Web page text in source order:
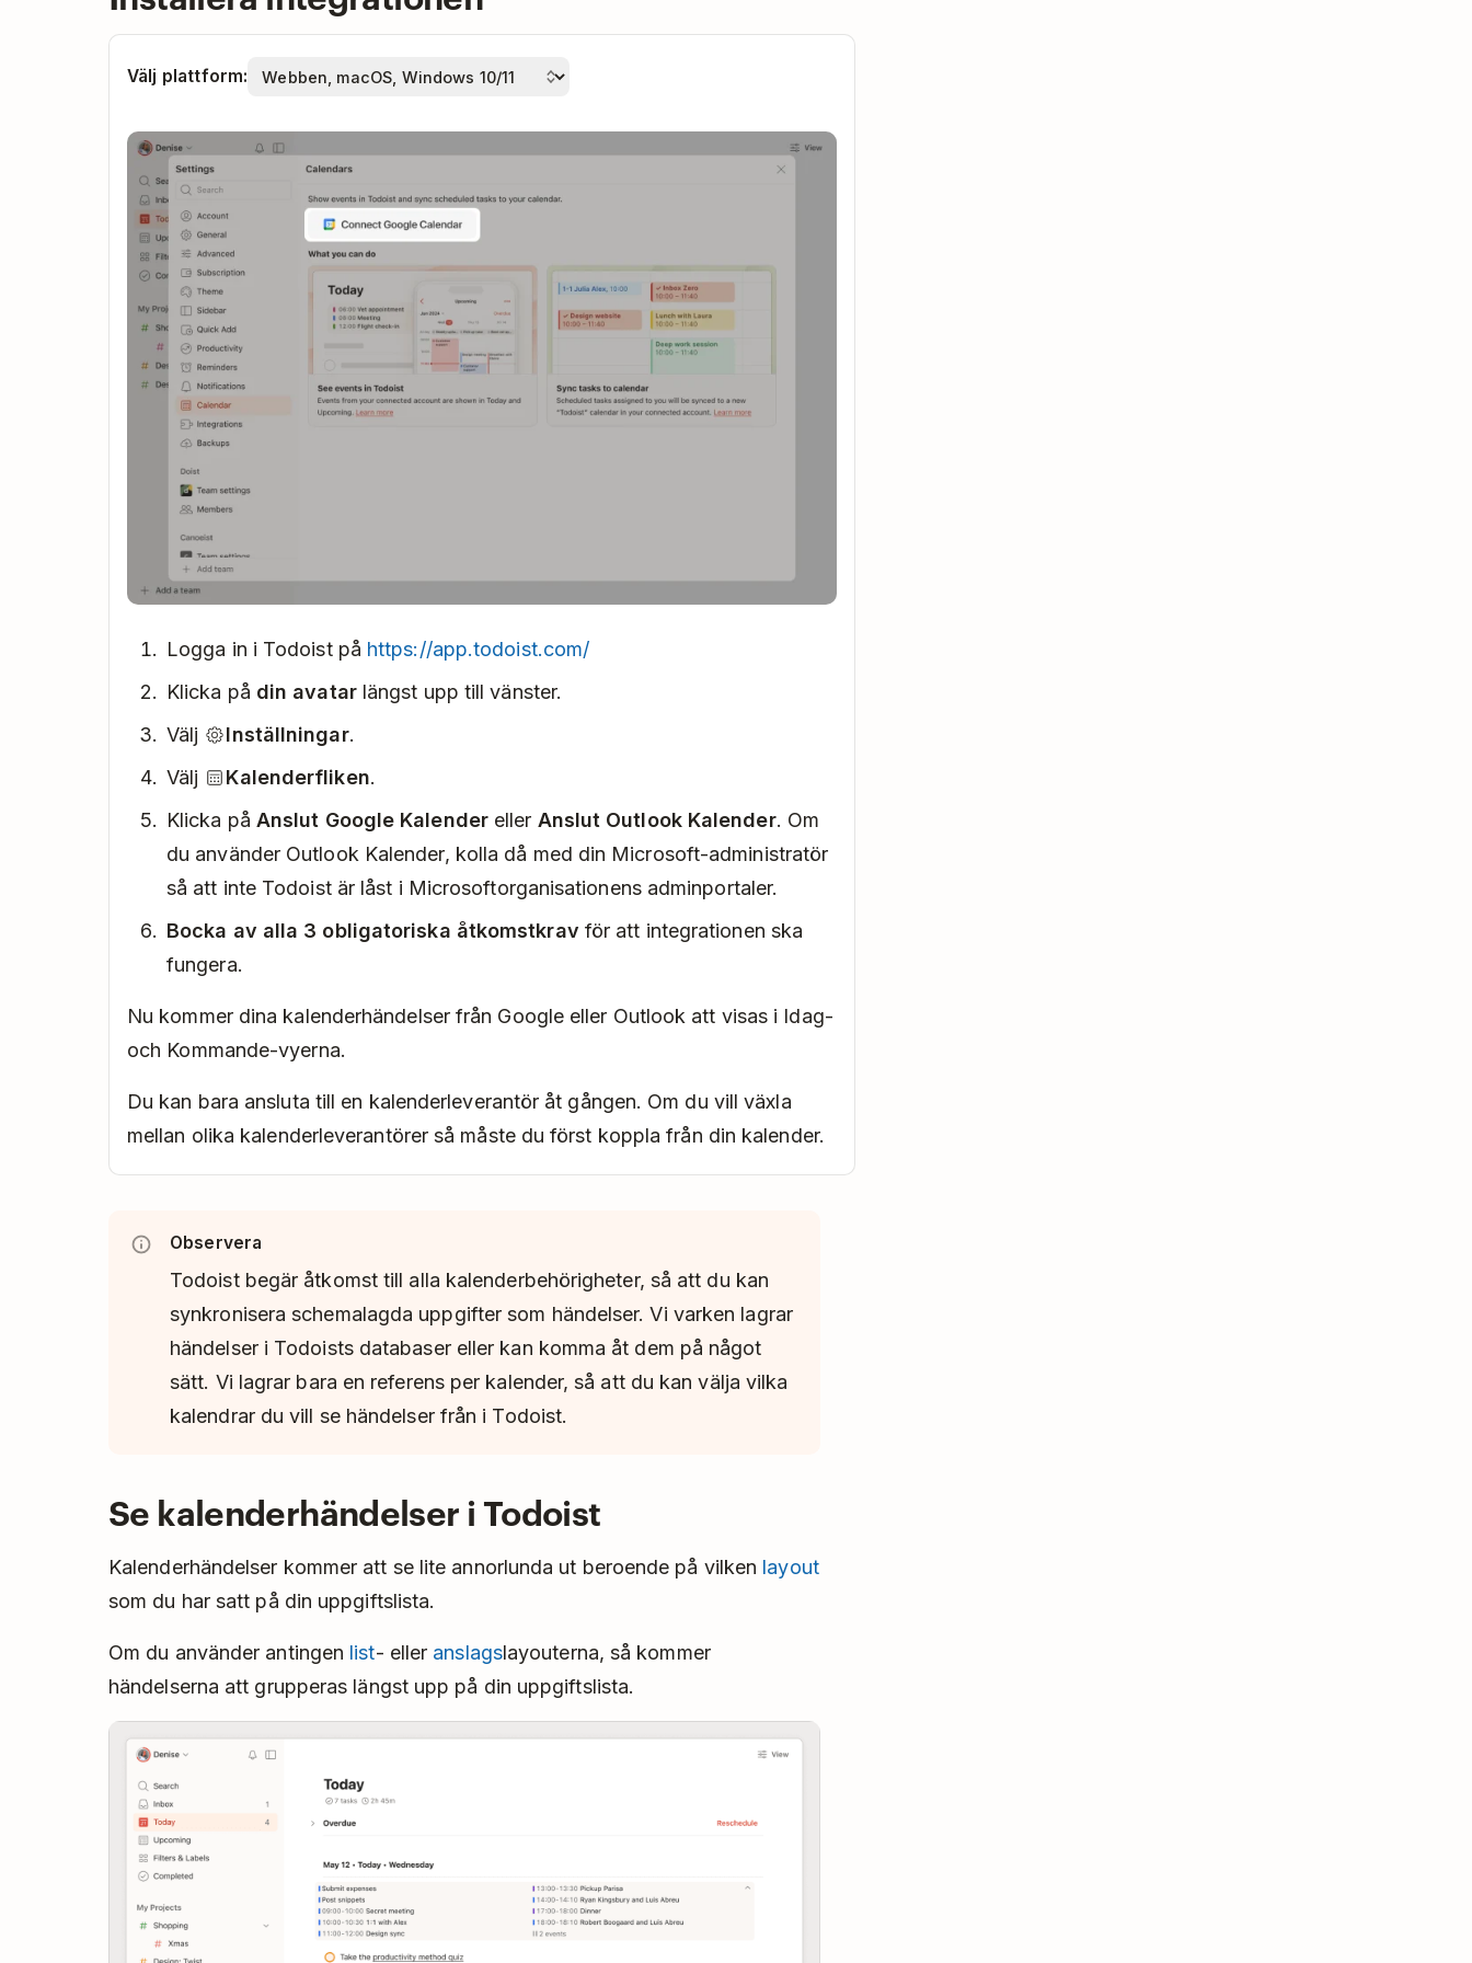
Välj plattform:
Logga in i Todoist på https://app.todoist.com/
Klicka på din avatarlängst upp till vänster.
Välj
Inställningar.
Välj
Kalenderfliken.
Klicka på Anslut Google Kalendereller Anslut Outlook Kalender. Om
du använder Outlook Kalender, kolla då med din Microsoft-administratör
så att inte Todoist är låst i Microsoftorganisationens adminportaler.
Bocka av alla 3 obligatoriska åtkomstkrav för att integrationen ska
fungera.
Nu kommer dina kalenderhändelser från Google eller Outlook att visas i Idag-
och Kommande-vyerna.
Du kan bara ansluta till en kalenderleverantör åt gången. Om du vill växla
mellan olika kalenderleverantörer så måste du först koppla från din kalender.
Observera
Todoist begär åtkomst till alla kalenderbehörigheter, så att du kan
synkronisera schemalagda uppgifter som händelser. Vi varken lagrar
händelser i Todoists databaser eller kan komma åt dem på något
sätt. Vi lagrar bara en referens per kalender, så att du kan välja vilka
kalendrar du vill se händelser från i Todoist.
Se kalenderhändelser i Todoist
Kalenderhändelser kommer att se lite annorlunda ut beroende på vilken layout
som du har satt på din uppgiftslista.
Om du använder antingen list- eller anslagslayouterna, så kommer
händelserna att grupperas längst upp på din uppgiftslista.